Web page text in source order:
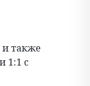
и также
1:1 с